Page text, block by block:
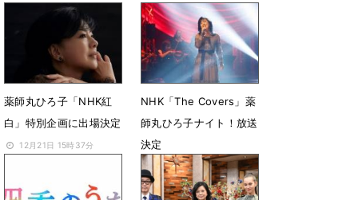
1月29日 17時00分 12月21日 16時06分
薬師丸ひろ子「NHK紅
白」特別企画に出場決定
12月21日 15時37分
NHK「The Covers」薬
師丸ひろ子ナイト！放送
決定
12月19日 18時19分